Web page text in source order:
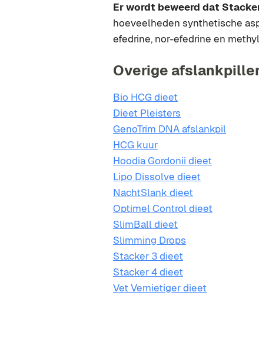
Er wordt beweerd dat
hoeveelheden synthetische
efedrine, nor-efedrine en
Overige
Bio HCG dieet
Dieet Pleisters
GenoTrim DNA afslankpil
HCG kuur
Hoodia Gordonii dieet
Lipo Dissolve dieet
NachtSlank dieet
Optimel Control dieet
SlimBall dieet
Slimming Drops
Stacker 3 dieet
Stacker 4 dieet
Vet Vernietiger dieet